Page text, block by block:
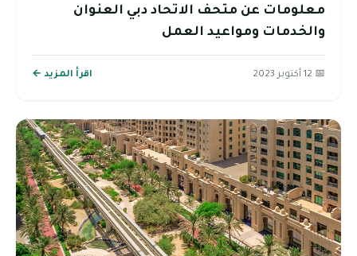
معلومات عن متحف الاتحاد دبي العنوان
والخدمات ومواعيد العمل
📅 12 أكتوبر 2023 اقرأ المزيد ←